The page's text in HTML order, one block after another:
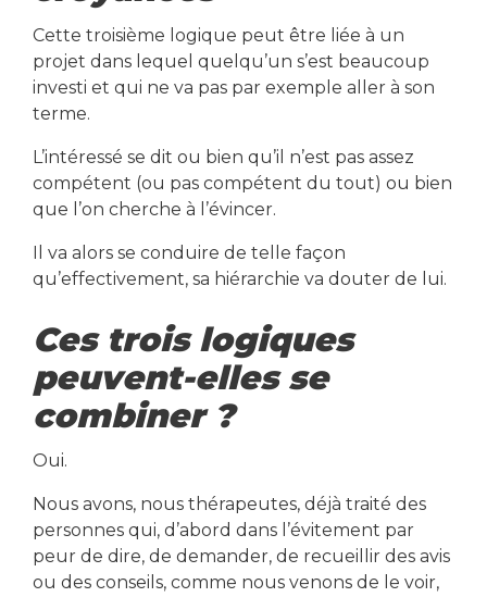
Cette troisième logique peut être liée à un
projet dans lequel quelqu’un s’est beaucoup
investi et qui ne va pas par exemple aller à son
terme.
L’intéressé se dit ou bien qu’il n’est pas assez
compétent (ou pas compétent du tout) ou bien
que l’on cherche à l’évincer.
Il va alors se conduire de telle façon
qu’effectivement, sa hiérarchie va douter de lui.
Ces trois logiques
peuvent-elles se
combiner ?
Oui.
Nous avons, nous thérapeutes, déjà traité des
personnes qui, d’abord dans l’évitement par
peur de dire, de demander, de recueillir des avis
ou des conseils, comme nous venons de le voir,